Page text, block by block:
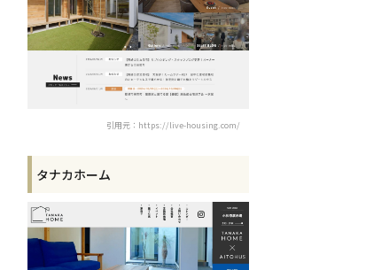
引用元：https://live-housing.com/
タナカホーム